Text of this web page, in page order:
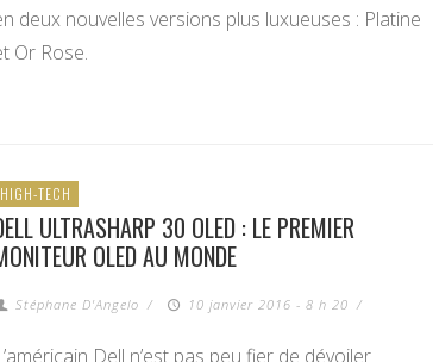
deux nouvelles versions plus luxueuses : Platine
Or Rose.
HIGH-TECH
ULTRASHARP 30 OLED : LE PREMIER
OLED AU MONDE
Stéphane D'Angelo / 10 janvier 2016 - 8 h 20 /
Dell n’est pas peu fier de dévoiler